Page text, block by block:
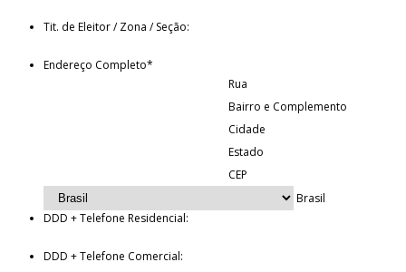
Tit. de Eleitor / Zona / Seção:
Endereço Completo*
Rua
Bairro e Complemento
Cidade
Estado
CEP
Brasil
DDD + Telefone Residencial:
DDD + Telefone Comercial: